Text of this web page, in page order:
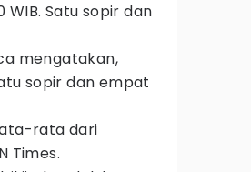
Satu sopir dan
mengatakan,
sopir dan empat
rata dari
Times.